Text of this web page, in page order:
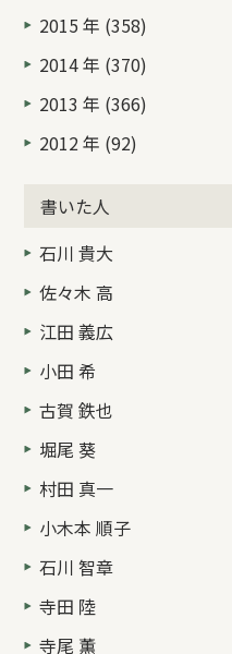
2015 年 (358)
2014 年 (370)
2013 年 (366)
2012 年 (92)
書いた人
石川 貴大
佐々木 高
江田 義広
小田 希
古賀 鉄也
堀尾 葵
村田 真一
小木本 順子
石川 智章
寺田 陸
寺尾 薫